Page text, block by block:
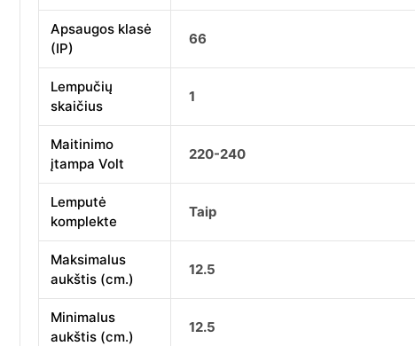
Apsaugos klasė
(IP)
66
Lempučių
skaičius
1
Maitinimo
įtampa Volt
220-240
Lemputė
komplekte
Taip
Maksimalus
aukštis (cm.)
12.5
Minimalus
aukštis (cm.)
12.5